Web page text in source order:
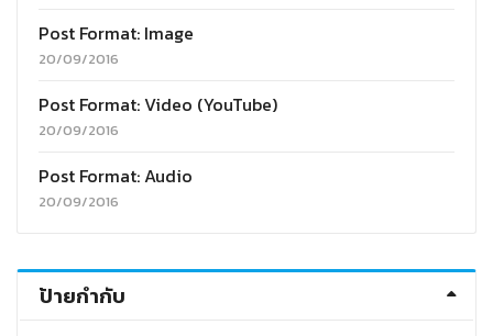
Post Format: Image
20/09/2016
Post Format: Video (YouTube)
20/09/2016
Post Format: Audio
20/09/2016
ป้ายกำกับ